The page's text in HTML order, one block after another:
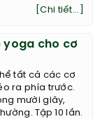
[Chi tiết...]
yoga cho cơ
tất cả các cơ
ra phía trước.
mười giây,
Tập 10 lần.